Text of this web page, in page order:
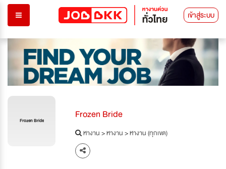
เข้าสู่ระบบ
Frozen Bride Frozen Bride
หางาน>หางาน>หางาน (ทุกเขต)